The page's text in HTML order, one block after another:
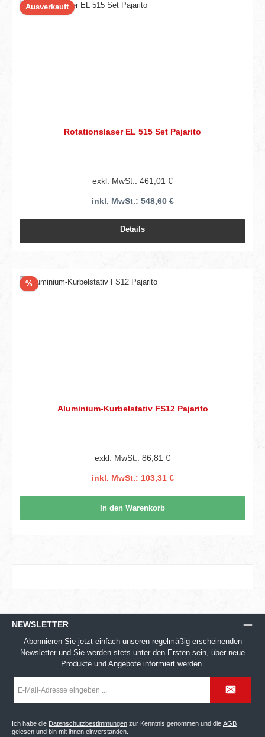
Ausverkauft
Rotationslaser EL 515 Set Pajarito
exkl. MwSt.: 461,01 €
inkl. MwSt.: 548,60 €
Details
%Rabatt
Aluminium-Kurbelstativ FS12 Pajarito
exkl. MwSt.: 86,81 €
inkl. MwSt.: 103,31 €
In den Warenkorb
NEWSLETTER
Abonnieren Sie jetzt einfach unseren regelmäßig erscheinenden
Newsletter und Sie werden stets unter den Ersten sein, über neue
Produkte und Angebote informiert werden.
Mail-
*
Ich habe die Datenschutzbestimmungen zur Kenntnis genommen und die AGB
gelesen und bin mit ihnen einverstanden.